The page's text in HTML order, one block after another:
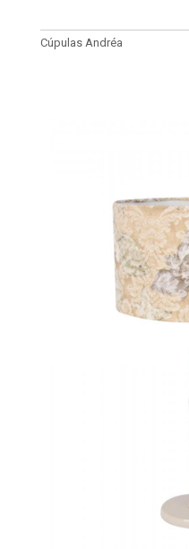
Cúpulas Andréa